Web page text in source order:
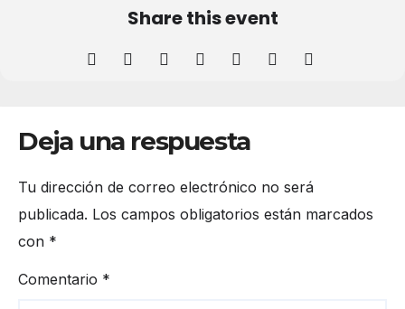
Share this event
Deja una respuesta
Tu dirección de correo electrónico no será
publicada. Los campos obligatorios están marcados
con *
Comentario *